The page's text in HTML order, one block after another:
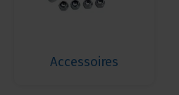
Accessoires